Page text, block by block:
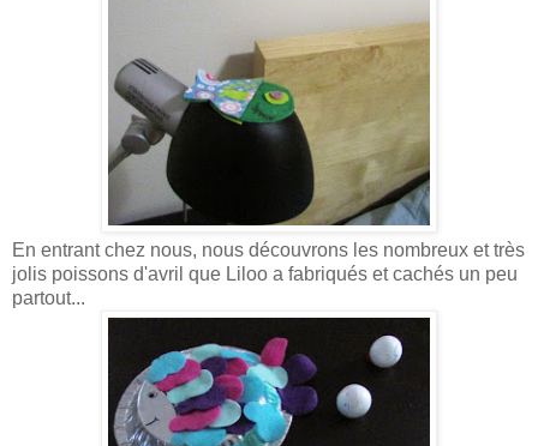
En entrant chez nous, nous découvrons les nombreux et très
jolis poissons d'avril que Liloo a fabriqués et cachés un peu
partout...